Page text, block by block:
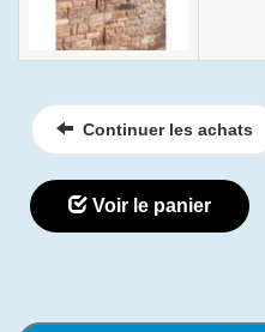
Continuer les achats
Voir le panier